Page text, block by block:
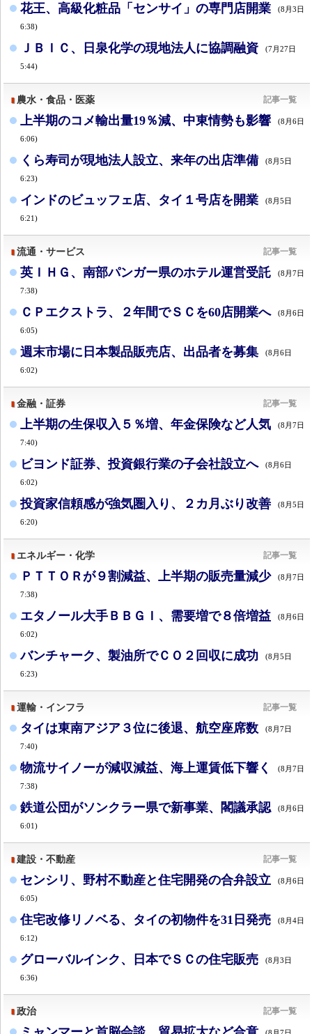
花王、高級化粧品「センサイ」の専門店開業 (8月3日
6:38)
ＪＢＩＣ、日泉化学の現地法人に協調融資 (7月27日
5:44)
農水・食品・医薬 記事一覧
上半期のコメ輸出量19％減、中東情勢も影響 (8月6日
6:06)
くら寿司が現地法人設立、来年の出店準備 (8月5日
6:23)
インドのビュッフェ店、タイ１号店を開業 (8月5日
6:21)
流通・サービス 記事一覧
英ＩＨＧ、南部パンガー県のホテル運営受託 (8月7日
7:38)
ＣＰエクストラ、２年間でＳＣを60店開業へ (8月6日
6:05)
週末市場に日本製品販売店、出品者を募集 (8月6日
6:02)
金融・証券 記事一覧
上半期の生保収入５％増、年金保険など人気 (8月7日
7:40)
ビヨンド証券、投資銀行業の子会社設立へ (8月6日
6:02)
投資家信頼感が強気圏入り、２カ月ぶり改善 (8月5日
6:20)
エネルギー・化学 記事一覧
ＰＴＴＯＲが９割減益、上半期の販売量減少 (8月7日
7:38)
エタノール大手ＢＢＧＩ、需要増で８倍増益 (8月6日
6:02)
バンチャーク、製油所でＣＯ２回収に成功 (8月5日
6:23)
運輸・インフラ 記事一覧
タイは東南アジア３位に後退、航空座席数 (8月7日
7:40)
物流サイノーが減収減益、海上運賃低下響く (8月7日
7:38)
鉄道公団がソンクラー県で新事業、閣議承認 (8月6日
6:01)
建設・不動産 記事一覧
センシリ、野村不動産と住宅開発の合弁設立 (8月6日
6:05)
住宅改修リノベる、タイの初物件を31日発売 (8月4日
6:12)
グローバルインク、日本でＳＣの住宅販売 (8月3日
6:36)
政治 記事一覧